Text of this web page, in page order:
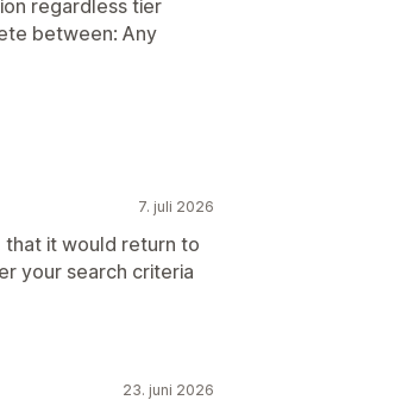
regardless tier
between: Any
7. juli 2026
that it would return to
your search criteria
23. juni 2026